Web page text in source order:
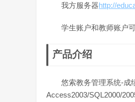
我方服务器http://
学生账户和教师账户
产品介绍
悠索教务管理系统-成
Access2003/SQL2000/